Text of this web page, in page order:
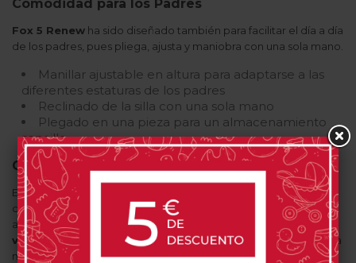
Comodidad para los Padres
Fox 5 Renew ha sido diseñado también para facilitar el día a día
de los padres, pues pliega, ajusta y maniobra con una sola mano.
Manillar ajustable en altura para adaptarse a las
diferentes estaturas de los padres
Reclinado de la silla con una sola mano
Plegado en una pieza para un almacenamiento
sencillo
Comodidad y Confort para el Bebé
Elcochecito Bugaboo Fox 5 Renew
está equipado con un
capazo espacioso apto para todo el año que crea un ambiente
acogedor para el recién nacido. Se trata de un
capazo con
ventanas de ventilaciónpara una correcta aireación en cada
momento. Ademásincorpora un bolsillo en el cubrepiés